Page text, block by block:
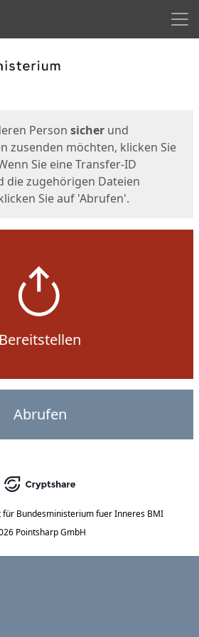
Person sicher und
zusenden möchten, klicken Sie
Sie eine Transfer-ID
die zugehörigen Dateien
Sie auf 'Abrufen'.
Bereitstellen
Abrufen
für Bundesministerium fuer Inneres BMI
Pointsharp GmbH